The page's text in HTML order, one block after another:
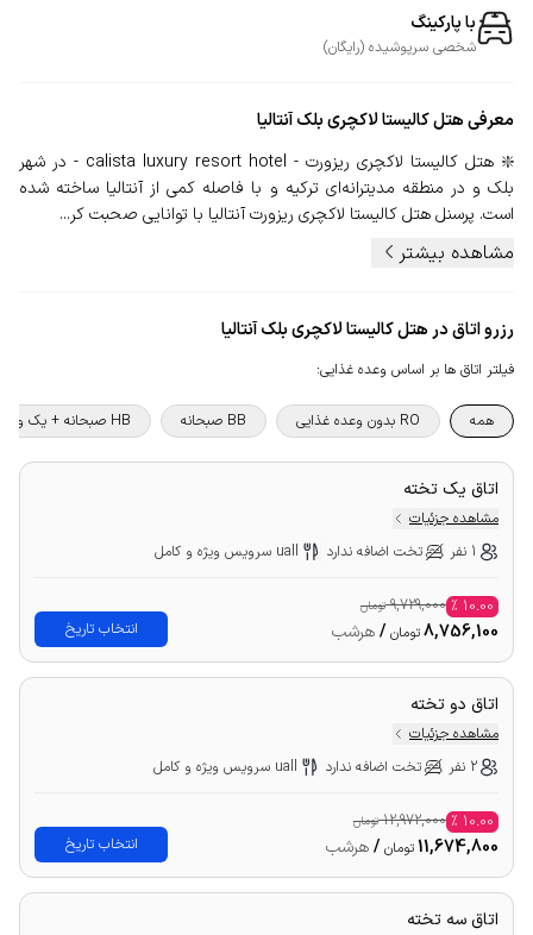
با پارکینگ
شخصی سرپوشیده (رایگان)
معرفیهتل کالیستا لاکچری بلک آنتالیا
❇️ هتل کالیستا لاکچری ریزورت - calista luxury resort hotel - در شهر
بلک و در منطقه مدیترانه‌ای ترکیه و با فاصله کمی از آنتالیا ساخته شده
است. پرسنل هتل کالیستا لاکچری ریزورت آنتالیا با توانایی صحبت کر...
مشاهده بیشتر
رزرو اتاق در هتل کالیستا لاکچری بلک آنتالیا
فیلتر اتاق ها بر اساس وعده غذایی:
همه RO بدون وعده غذایی BB صبحانه HB صبحانه + یک وعده غذا
اتاق یک تخته
مشاهده جزئیات
1 نفر
تخت اضافه ندارد uall سرویس ویژه و کامل
10.00
%
9,729,000 تومان
8,756,100تومان /هرشب انتخاب تاریخ
اتاق دو تخته
مشاهده جزئیات
2 نفر
تخت اضافه ندارد uall سرویس ویژه و کامل
10.00
%
12,972,000 تومان
11,674,800تومان /هرشب انتخاب تاریخ
اتاق سه تخته